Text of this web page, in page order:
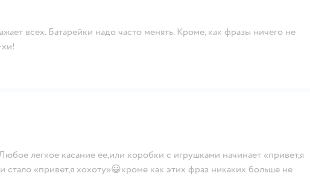
всех. Батарейки надо часто менять. Кроме, как фразы ничего не
легкое касание ее,или коробки с игрушками начинает «привет,я
стало «привет,я хохоту»😀кроме как этих фраз никаких больше не